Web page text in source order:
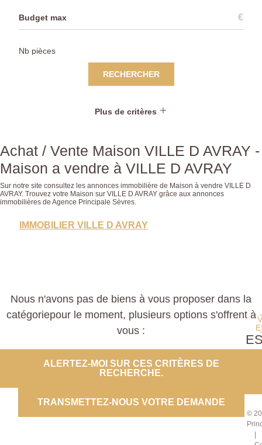
€
RECHERCHER
Plus de critères
Achat / Vente Maison VILLE D AVRAY -
Maison a vendre à VILLE D AVRAY
Sur notre site consultez les annonces immobilière de Maison à vendre VILLE D
AVRAY. Trouvez votre Maison sur VILLE D AVRAY grâce aux annonces
immobilières de Agence Principale Sèvres.
IMMOBILIER VILLE D AVRAY
Nous n'avons pas de biens à vous proposer dans la
catégoriepour le moment, plusieurs options s'offrent à
vous :
ALERTEZ-MOI SUR CES CRITÈRES DE
RECHERCHE.
TRANSMETTEZ-NOUS VOTRE DEMANDE
©